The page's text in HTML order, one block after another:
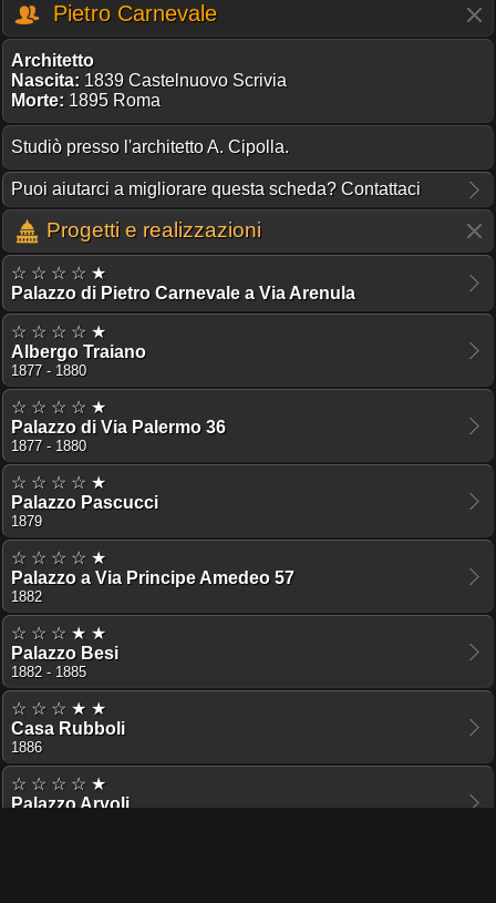
Pietro Carnevale
Architetto
Nascita: 1839 Castelnuovo Scrivia
Morte: 1895 Roma
Studiò presso l'architetto A. Cipolla.
Puoi aiutarci a migliorare questa scheda? Contattaci
Progetti e realizzazioni
☆ ☆ ☆ ☆ ★
Palazzo di Pietro Carnevale a Via Arenula
☆ ☆ ☆ ☆ ★
Albergo Traiano
1877 - 1880
☆ ☆ ☆ ☆ ★
Palazzo di Via Palermo 36
1877 - 1880
☆ ☆ ☆ ☆ ★
Palazzo Pascucci
1879
☆ ☆ ☆ ☆ ★
Palazzo a Via Principe Amedeo 57
1882
☆ ☆ ☆ ★ ★
Palazzo Besi
1882 - 1885
☆ ☆ ☆ ★ ★
Casa Rubboli
1886
☆ ☆ ☆ ☆ ★
Palazzo Arvoli